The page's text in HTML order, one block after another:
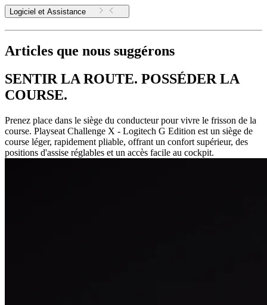
Logiciel et Assistance
Articles que nous suggérons
SENTIR LA ROUTE. POSSÉDER LA
COURSE.
Prenez place dans le siège du conducteur pour vivre le frisson de la
course. Playseat Challenge X - Logitech G Edition est un siège de
course léger, rapidement pliable, offrant un confort supérieur, des
positions d'assise réglables et un accès facile au cockpit.